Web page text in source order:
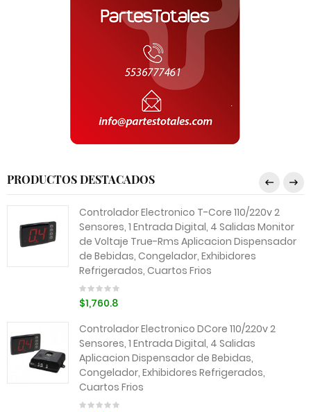
PRODUCTOS DESTACADOS
Controlador Electronico T-Core 110/220v 2
Sensores, 1 Entrada Digital, 4 Salidas Monitor
de Voltaje True-Rms Aplicacion Dispensador
de Bebidas, Congelador, Exhibidores
Refrigerados, Cuartos Frios
$1,760.8
Controlador Electronico DCore 110/220v 2
Sensores, 1 Entrada Digital, 4 Salidas
Aplicacion Dispensador de Bebidas,
Congelador, Exhibidores Refrigerados,
Cuartos Frios